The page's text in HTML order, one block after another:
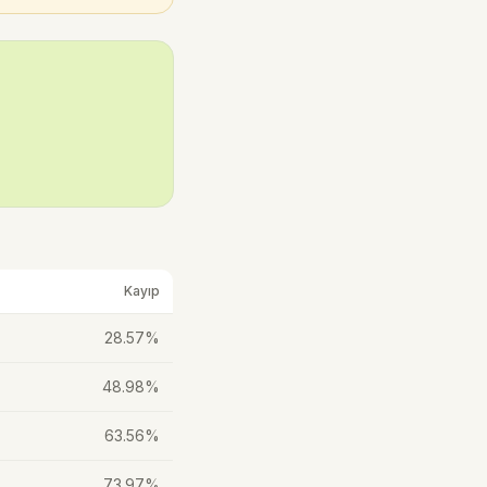
Kayıp
28.57%
48.98%
63.56%